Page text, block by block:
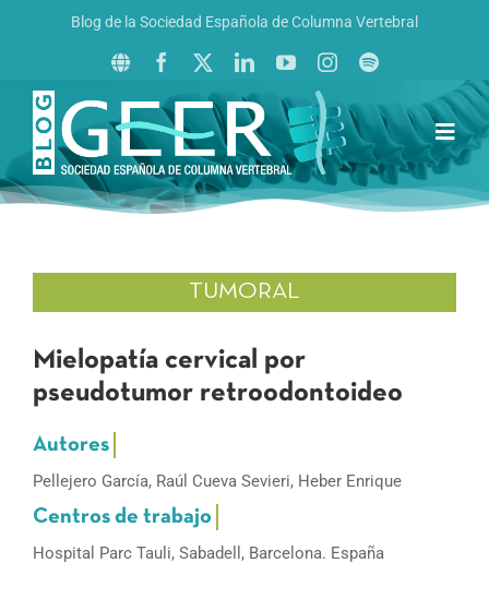
Blog de la Sociedad Española de Columna Vertebral
Inicio
Revista La Columna al Día
TUMORAL
Mielopatía cervical por
pseudotumor retroodontoideo
Pellejero García, Raúl Cueva Sevieri, Heber Enrique
Hospital Parc Tauli, Sabadell, Barcelona. España